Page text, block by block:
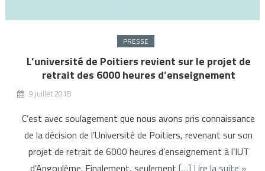
PRESSE
L’université de Poitiers revient sur le projet de
retrait des 6000 heures d’enseignement
9 juillet 2018
C’est avec soulagement que nous avons pris connaissance
de la décision de l’Université de Poitiers, revenant sur son
projet de retrait de 6000 heures d’enseignement à l’IUT